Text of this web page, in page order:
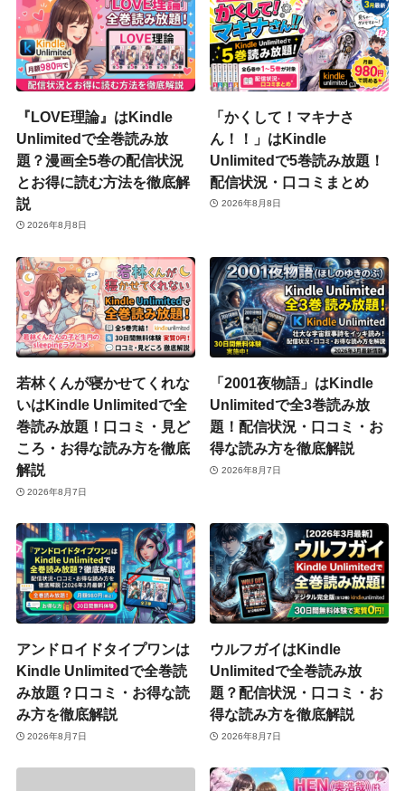
『LOVE理論』はKindle
Unlimitedで全巻読み放
題？漫画全5巻の配信状況
とお得に読む方法を徹底解
説
2026年8月8日
「かくして！マキナさ
ん！！」はKindle
Unlimitedで5巻読み放題！
配信状況・口コミまとめ
2026年8月8日
若林くんが寝かせてくれな
いはKindle Unlimitedで全
巻読み放題！口コミ・見ど
ころ・お得な読み方を徹底
解説
2026年8月7日
「2001夜物語」はKindle
Unlimitedで全3巻読み放
題！配信状況・口コミ・お
得な読み方を徹底解説
2026年8月7日
アンドロイドタイプワンは
Kindle Unlimitedで全巻読
み放題？口コミ・お得な読
み方を徹底解説
2026年8月7日
ウルフガイはKindle
Unlimitedで全巻読み放
題？配信状況・口コミ・お
得な読み方を徹底解説
2026年8月7日